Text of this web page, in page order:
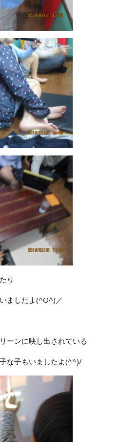
り
ましたよ(^O^)／
ーンに映し出されている
な子もいましたよ(^^)/